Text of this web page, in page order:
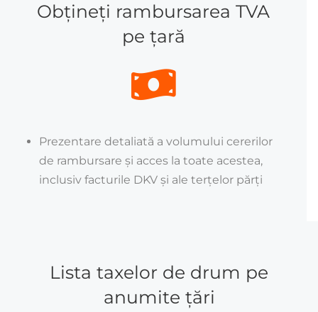
Obțineți rambursarea TVA
pe țară
Prezentare detaliată a volumului cererilor
de rambursare și acces la toate acestea,
inclusiv facturile DKV și ale terțelor părți
Lista taxelor de drum pe
anumite țări